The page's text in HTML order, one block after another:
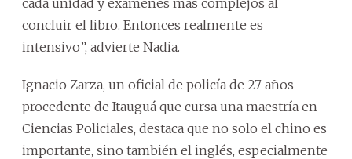
concluir el libro. Entonces realmente es
intensivo”, advierte Nadia.
Ignacio Zarza, un oficial de policía de 27 años
procedente de Itauguá que cursa una maestría en
Ciencias Policiales, destaca que no solo el chino es
importante, sino también el inglés, especialmente